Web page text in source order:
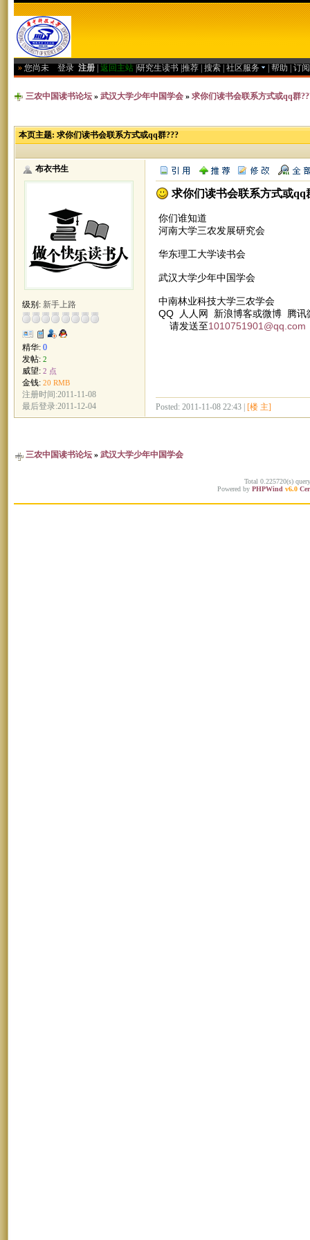
» 您尚未 登录 注册 返回主站 研究生读书 推荐 搜索 社区服务 帮助 订
三农中国读书论坛 » 武汉大学少年中国学会 » 求你们读书会联系方式或qq群
本页主题: 求你们读书会联系方式或qq群???
布衣书生
级别: 新手上路
精华: 0
发帖: 2
威望: 2 点
金钱: 20 RMB
注册时间:2011-11-08
最后登录:2011-12-04
求你们读书会联系方式或qq
你们谁知道
河南大学三农发展研究会
华东理工大学读书会
武汉大学少年中国学会
中南林业科技大学三农学会
QQ 人人网 新浪博客或微博 腾讯
请发送至1010751901@qq.com
Posted: 2011-11-08 22:43 | [楼 主]
三农中国读书论坛 » 武汉大学少年中国学会
Total 0.225720(s)
Powered by PHPWind v6.0